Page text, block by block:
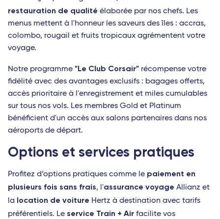
restauration de qualité élaborée par nos chefs. Les
menus mettent à l'honneur les saveurs des îles : accras,
colombo, rougail et fruits tropicaux agrémentent votre
voyage.
Notre programme "Le Club Corsair" récompense votre
fidélité avec des avantages exclusifs : bagages offerts,
accès prioritaire à l'enregistrement et miles cumulables
sur tous nos vols. Les membres Gold et Platinum
bénéficient d'un accès aux salons partenaires dans nos
aéroports de départ.
Options et services pratiques
Profitez d’options pratiques comme le paiement en
plusieurs fois sans frais, l'assurance voyage Allianz et
la location de voiture Hertz à destination avec tarifs
préférentiels. Le service Train + Air facilite vos